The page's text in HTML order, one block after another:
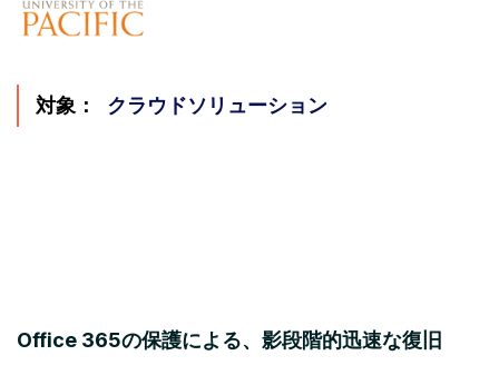
対象： クラウドソリューション
Office 365の保護による、影段階的迅速な復旧